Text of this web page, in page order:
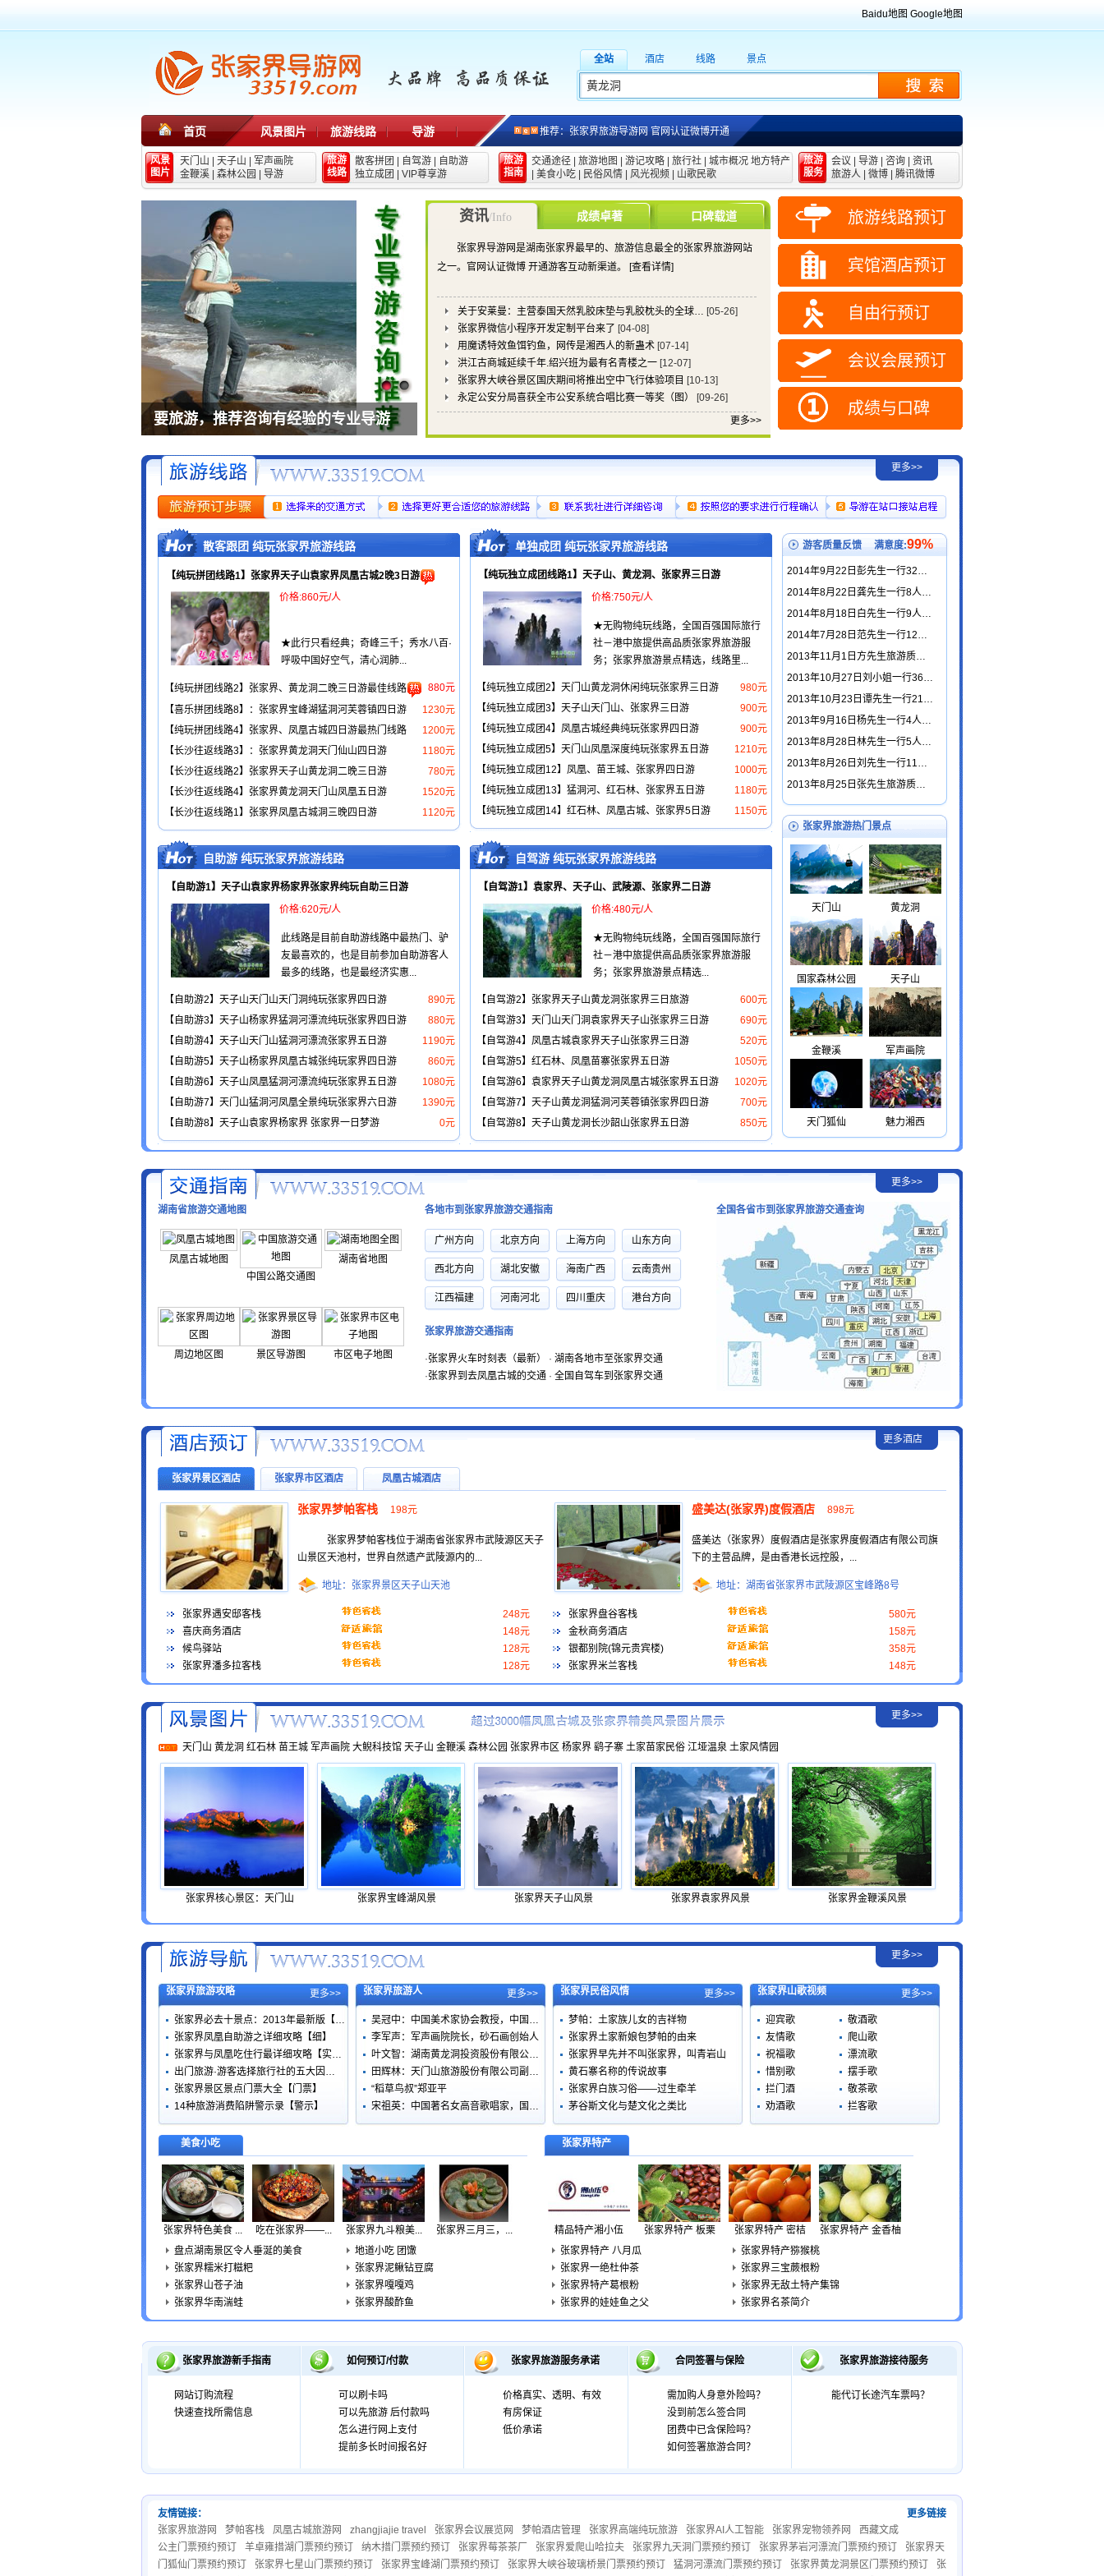
Baidu地图 Google地图
全站 酒店 线路 景点
首页 风景图片 旅游线路 导游 推荐：张家界旅游导游网 官网认证微博开通
风景
图片
天门山 天子山
军声画院
金鞭溪
森林公园 导游
旅游
线路
散客拼团 自驾游
自助游
独立成团
VIP尊享游
旅游
指南
交通途径 旅游地图 游记攻略 旅行社 城市概况 地方特产
美食小吃 民俗风情 风光视频 山歌民歌
旅游
服务
会议 导游 咨询
资讯
旅游人
微博 腾讯微博
张家界景区口碑一流的客栈：梦帕客栈
资讯/Info 成绩卓著 口碑载道
张家界导游网是湖南张家界最早的、旅游信息最全的张家界旅游网站
之一。官网认证微博 开通游客互动新渠道。
[查看详情]
关于安莱曼：主营泰国天然乳胶床垫与乳胶枕头的全球… [05-26]
张家界微信小程序开发定制平台来了 [04-08]
用魔诱特效鱼饵钓鱼，网传是湘西人的新蛊术 [07-14]
洪江古商城延续千年.绍兴班为最有名青楼之一 [12-07]
张家界大峡谷景区国庆期间将推出空中飞行体验项目 [10-13]
永定公安分局喜获全市公安系统合唱比赛一等奖（图）
[09-26]
更多>>
旅游线路预订
宾馆酒店预订
自由行预订
会议会展预订
成绩与口碑
更多>>
散客跟团 纯玩张家界旅游线路
【纯玩拼团线路1】张家界天子山袁家界凤凰古城2晚3日游
价格:860元/人
★此行只看经典；奇峰三千；秀水八百·
呼吸中国好空气，清心润肺...
880元
【纯玩拼团线路2】张家界、黄龙洞二晚三日游最佳线路
1230元
【喜乐拼团线路8】：张家界宝峰湖猛洞河芙蓉镇四日游
1200元
【纯玩拼团线路4】张家界、凤凰古城四日游最热门线路
1180元
【长沙往返线路3】：张家界黄龙洞天门仙山四日游
780元
【长沙往返线路2】张家界天子山黄龙洞二晚三日游
1520元
【长沙往返线路4】张家界黄龙洞天门山凤凰五日游
1120元
【长沙往返线路1】张家界凤凰古城洞三晚四日游
单独成团 纯玩张家界旅游线路
【纯玩独立成团线路1】天子山、黄龙洞、张家界三日游
价格:750元/人
★无购物纯玩线路，全国百强国际旅行
社－港中旅提供高品质张家界旅游服
务；张家界旅游景点精选，线路里...
980元
【纯玩独立成团2】天门山黄龙洞休闲纯玩张家界三日游
900元
【纯玩独立成团3】天子山天门山、张家界三日游
900元
【纯玩独立成团4】凤凰古城经典纯玩张家界四日游
1210元
【纯玩独立成团5】天门山凤凰深度纯玩张家界五日游
1000元
【纯玩独立成团12】凤凰、苗王城、张家界四日游
1180元
【纯玩独立成团13】猛洞河、红石林、张家界五日游
1150元
【纯玩独立成团14】红石林、凤凰古城、张家界5日游
自助游 纯玩张家界旅游线路
【自助游1】天子山袁家界杨家界张家界纯玩自助三日游
价格:620元/人
此线路是目前自助游线路中最热门、驴
友最喜欢的，也是目前参加自助游客人
最多的线路，也是最经济实惠...
890元
【自助游2】天子山天门山天门洞纯玩张家界四日游
880元
【自助游3】天子山杨家界猛洞河漂流纯玩张家界四日游
1190元
【自助游4】天子山天门山猛洞河漂流张家界五日游
860元
【自助游5】天子山杨家界凤凰古城张纯玩家界四日游
1080元
【自助游6】天子山凤凰猛洞河漂流纯玩张家界五日游
1390元
【自助游7】天门山猛洞河凤凰全景纯玩张家界六日游
0元
【自助游8】天子山袁家界杨家界 张家界一日梦游
自驾游 纯玩张家界旅游线路
【自驾游1】袁家界、天子山、武陵源、张家界二日游
价格:480元/人
★无购物纯玩线路，全国百强国际旅行
社－港中旅提供高品质张家界旅游服
务；张家界旅游景点精选...
600元
【自驾游2】张家界天子山黄龙洞张家界三日旅游
690元
【自驾游3】天门山天门洞袁家界天子山张家界三日游
520元
【自驾游4】凤凰古城袁家界天子山张家界三日游
1050元
【自驾游5】红石林、凤凰苗寨张家界五日游
1020元
【自驾游6】袁家界天子山黄龙洞凤凰古城张家界五日游
700元
【自驾游7】天子山黄龙洞猛洞河芙蓉镇张家界四日游
850元
【自驾游8】天子山黄龙洞长沙韶山张家界五日游
游客质量反馈 满意度:99%
2014年9月22日彭先生一行32…
2014年8月22日龚先生一行8人…
2014年8月18日白先生一行9人…
2014年7月28日范先生一行12…
2013年11月1日方先生旅游质…
2013年10月27日刘小姐一行36…
2013年10月23日谭先生一行21…
2013年9月16日杨先生一行4人…
2013年8月28日林先生一行5人…
2013年8月26日刘先生一行11…
2013年8月25日张先生旅游质…
张家界旅游热门景点
天门山 黄龙洞
国家森林公园 天子山
金鞭溪 军声画院
天门狐仙 魅力湘西
更多>>
湖南省旅游交通地图
凤凰古城地图
中国公路交通图
湖南省地图
周边地区图 景区导游图 市区电子地图
各地市到张家界旅游交通指南
广州方向 北京方向 上海方向 山东方向
西北方向 湖北安徽 海南广西 云南贵州
江西福建 河南河北 四川重庆 港台方向
张家界旅游交通指南
·张家界火车时刻表（最新） · 湖南各地市至张家界交通
·张家界到去凤凰古城的交通 · 全国自驾车到张家界交通
全国各省市到张家界旅游交通查询
更多酒店
张家界景区酒店 张家界市区酒店 凤凰古城酒店
张家界梦帕客栈 198元
张家界梦帕客栈位于湖南省张家界市武陵源区天子
山景区天池村，世界自然遗产武陵源内的...
地址：张家界景区天子山天池
盛美达(张家界)度假酒店 898元
盛美达（张家界）度假酒店是张家界度假酒店有限公司旗
下的主营品牌，是由香港长远控股，...
地址：湖南省张家界市武陵源区宝峰路8号
248元
张家界遇安邸客栈 580元
张家界盘谷客栈
148元
喜庆商务酒店 158元
金秋商务酒店
128元
候鸟驿站 358元
银都别院(锦元贵宾楼)
128元
张家界潘多拉客栈 148元
张家界米兰客栈
更多>>
天门山 黄龙洞 红石林 苗王城 军声画院 大鲵科技馆 天子山 金鞭溪 森林公园 张家界市区 杨家界 鹞子寨 土家苗家民俗 江垭温泉 土家风情园
张家界核心景区：天门山 张家界宝峰湖风景 张家界天子山风景 张家界袁家界风景 张家界金鞭溪风景
更多>>
更多>>
张家界旅游攻略
张家界必去十景点：2013年最新版【…
张家界凤凰自助游之详细攻略【细】
张家界与凤凰吃住行最详细攻略【实…
出门旅游·游客选择旅行社的五大因…
张家界景区景点门票大全【门票】
14种旅游消费陷阱警示录【警示】
更多>>
张家界旅游人
吴冠中：中国美术家协会教授，中国…
李军声：军声画院院长，砂石画创始人
叶文智：湖南黄龙洞投资股份有限公…
田辉林：天门山旅游股份有限公司副…
“稻草鸟叔”郑亚平
宋祖英：中国著名女高音歌唱家，国…
更多>>
张家界民俗风情
梦帕：土家族儿女的吉祥物
张家界土家新娘包梦帕的由来
张家界早先并不叫张家界，叫青岩山
黄石寨名称的传说故事
张家界白族习俗——过生牵羊
茅谷斯文化与楚文化之类比
更多>>
张家界山歌视频
迎宾歌
敬酒歌
友情歌
爬山歌
祝福歌
漂流歌
惜别歌
摆手歌
拦门酒
敬茶歌
劝酒歌
拦客歌
美食小吃
张家界特色美食 ... 吃在张家界——... 张家界九斗粮美...
张家界三月三，...
盘点湖南景区令人垂涎的美食
地道小吃 团馓
张家界糯米打糍粑
张家界泥鳅钻豆腐
张家界山苍子油
张家界嘎嘎鸡
张家界华南湍蛙
张家界酸酢鱼
张家界特产
精品特产湘小伍 张家界特产 板栗 张家界特产 密桔
张家界特产 金香柚
张家界特产 八月瓜
张家界特产猕猴桃
张家界一绝杜仲茶
张家界三宝蕨根粉
张家界特产葛根粉
张家界无敌土特产集锦
张家界的娃娃鱼之父
张家界名茶简介
张家界旅游新手指南
网站订购流程
快速查找所需信息
如何预订/付款
可以刷卡吗
可以先旅游 后付款吗
怎么进行网上支付
提前多长时间报名好
张家界旅游服务承诺
价格真实、透明、有效
有房保证
低价承诺
合同签署与保险
需加购人身意外险吗？
没到前怎么签合同
团费中已含保险吗？
如何签署旅游合同？
张家界旅游接待服务
能代订长途汽车票吗？
更多链接
友情链接：
张家界旅游网
梦帕客栈 凤凰古城旅游网 zhangjiajie travel 张家界会议展览网 梦帕酒店管理 张家界高端纯玩旅游 张家界AI人工智能 张家界宠物领养网
西藏文成
公主门票预约预订
羊卓雍措湖门票预约预订 纳木措门票预约预订 张家界莓茶茶厂 张家界爱爬山哈拉夫 张家界九天洞门票预约预订 张家界茅岩河漂流门票预约预订
张家界天
门狐仙门票预约预订
张家界七星山门票预约预订 张家界宝峰湖门票预约预订 张家界大峡谷玻璃桥景门票预约预订 猛洞河漂流门票预约预订 张家界黄龙洞景区门票预约预订 张